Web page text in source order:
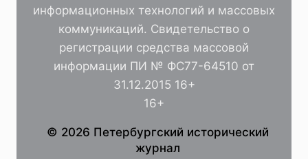
информационных технологий и массовых
коммуникаций. Свидетельство о
регистрации средства массовой
информации ПИ № ФС77-64510 от
31.12.2015 16+
16+
© 2026 Петербургский исторический
журнал